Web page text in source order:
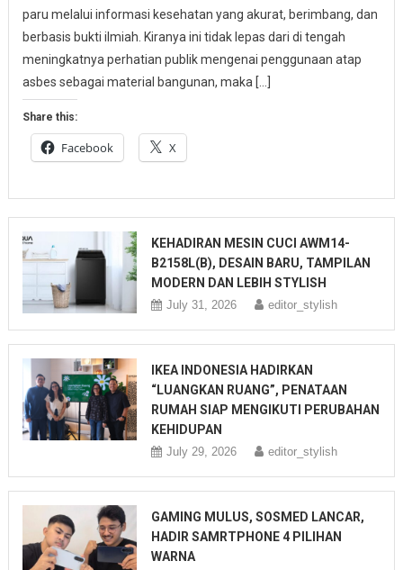
paru melalui informasi kesehatan yang akurat, berimbang, dan
berbasis bukti ilmiah. Kiranya ini tidak lepas dari di tengah
meningkatnya perhatian publik mengenai penggunaan atap
asbes sebagai material bangunan, maka […]
Share this:
Facebook X
KEHADIRAN MESIN CUCI AWM14-
B2158L(B), DESAIN BARU, TAMPILAN
MODERN DAN LEBIH STYLISH
July 31, 2026 editor_stylish
IKEA INDONESIA HADIRKAN
“LUANGKAN RUANG”, PENATAAN
RUMAH SIAP MENGIKUTI PERUBAHAN
KEHIDUPAN
July 29, 2026 editor_stylish
GAMING MULUS, SOSMED LANCAR,
HADIR SAMRTPHONE 4 PILIHAN
WARNA